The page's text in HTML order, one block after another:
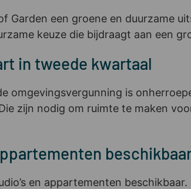
Garden een groene en duurzame
keuze die bijdraagt aan een
in tweede kwartaal
omgevingsvergunning is
zijn nodig om ruimte te maken
en appartementen